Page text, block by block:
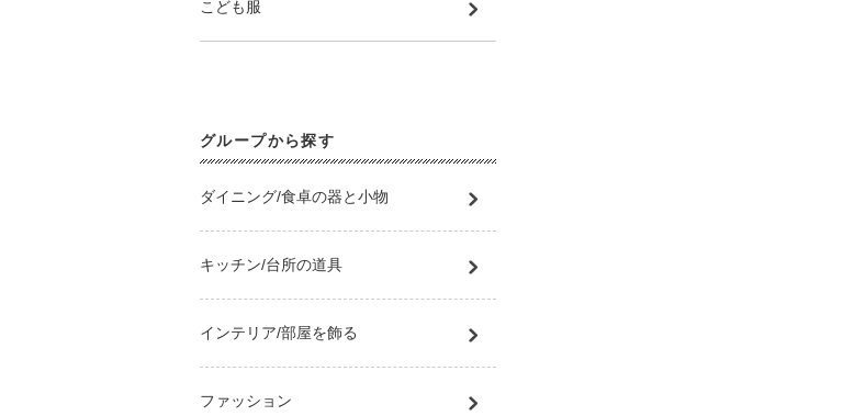
こども服
グループから探す
ダイニング/食卓の器と小物
キッチン/台所の道具
インテリア/部屋を飾る
ファッション